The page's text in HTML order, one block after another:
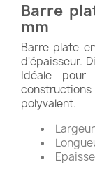
Barre
mm
Barre plate
d'épaisseur.
Idéale pour
polyvalent.